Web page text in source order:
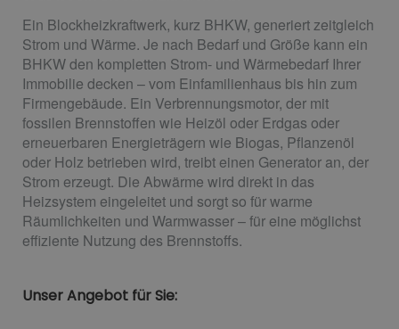
Ein Blockheizkraftwerk, kurz BHKW, generiert zeitgleich
Strom und Wärme. Je nach Bedarf und Größe kann ein
BHKW den kompletten Strom- und Wärmebedarf Ihrer
Immobilie decken – vom Einfamilienhaus bis hin zum
Firmengebäude. Ein Verbrennungsmotor, der mit
fossilen Brennstoffen wie Heizöl oder Erdgas oder
erneuerbaren Energieträgern wie Biogas, Pflanzenöl
oder Holz betrieben wird, treibt einen Generator an, der
Strom erzeugt. Die Abwärme wird direkt in das
Heizsystem eingeleitet und sorgt so für warme
Räumlichkeiten und Warmwasser – für eine möglichst
effiziente Nutzung des Brennstoffs.
Unser Angebot für Sie: